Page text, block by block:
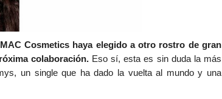
Cosmetics haya elegido a otro rostro de gran
colaboración.Eso sí, esta es sin duda la más
un single que ha dado la vuelta al mundo y una